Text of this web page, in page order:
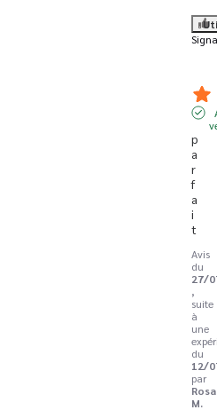
p
a
r
f
a
i
t
Avis
du
27/
,
suite
à
une
du
12/
par
M.